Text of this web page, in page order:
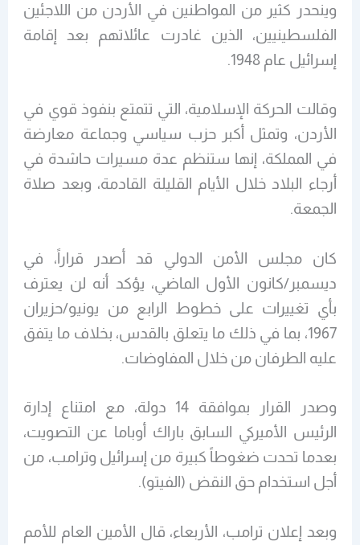
وينحدر كثير من المواطنين في الأردن من اللاجئين
الفلسطينيين، الذين غادرت عائلاتهم بعد إقامة
إسرائيل عام 1948.
وقالت الحركة الإسلامية، التي تتمتع بنفوذ قوي في
الأردن، وتمثل أكبر حزب سياسي وجماعة معارضة
في المملكة، إنها ستنظم عدة مسيرات حاشدة في
أرجاء البلاد خلال الأيام القليلة القادمة، وبعد صلاة
الجمعة.
كان مجلس الأمن الدولي قد أصدر قراراً، في
ديسمبر/كانون الأول الماضي، يؤكد أنه لن يعترف
بأي تغييرات على خطوط الرابع من يونيو/حزيران
1967، بما في ذلك ما يتعلق بالقدس، بخلاف ما يتفق
عليه الطرفان من خلال المفاوضات.
وصدر القرار بموافقة 14 دولة، مع امتناع إدارة
الرئيس الأميركي السابق باراك أوباما عن التصويت،
بعدما تحدت ضغوطاً كبيرة من إسرائيل وترامب، من
أجل استخدام حق النقض (الفيتو).
وبعد إعلان ترامب، الأربعاء، قال الأمين العام للأمم